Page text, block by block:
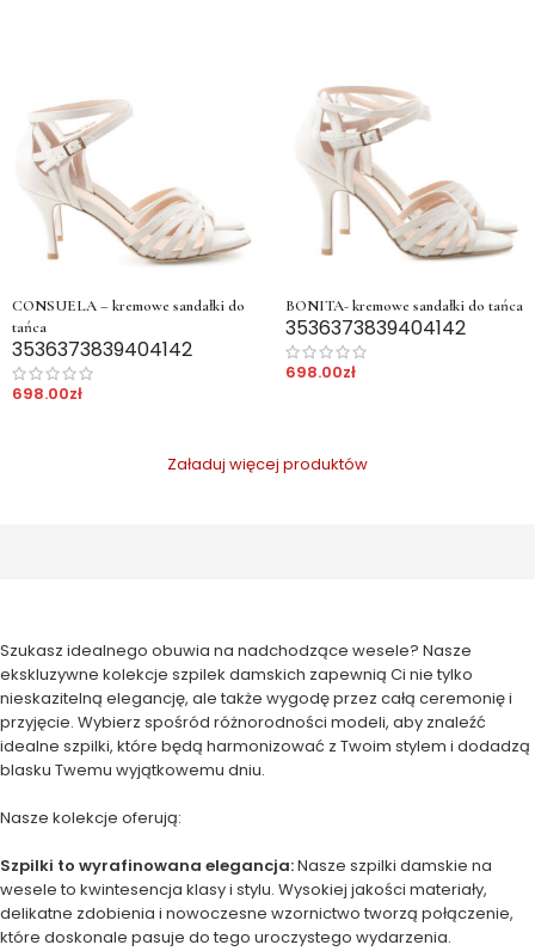
CONSUELA – kremowe sandałki do
tańca
3536373839404142
698.00zł
BONITA- kremowe sandałki do tańca
3536373839404142
698.00zł
Załaduj więcej produktów
Szukasz idealnego obuwia na nadchodzące wesele? Nasze
ekskluzywne kolekcje szpilek damskich zapewnią Ci nie tylko
nieskazitelną elegancję, ale także wygodę przez całą ceremonię i
przyjęcie. Wybierz spośród różnorodności modeli, aby znaleźć
idealne szpilki, które będą harmonizować z Twoim stylem i dodadzą
blasku Twemu wyjątkowemu dniu.
Nasze kolekcje oferują:
Szpilki to wyrafinowana elegancja:Nasze szpilki damskie na
wesele to kwintesencja klasy i stylu. Wysokiej jakości materiały,
delikatne zdobienia i nowoczesne wzornictwo tworzą połączenie,
które doskonale pasuje do tego uroczystego wydarzenia.